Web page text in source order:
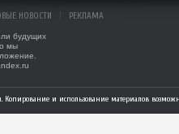
НОВОСТИ РЕКЛАМА
будущих
мы
Копирование и использование материалов